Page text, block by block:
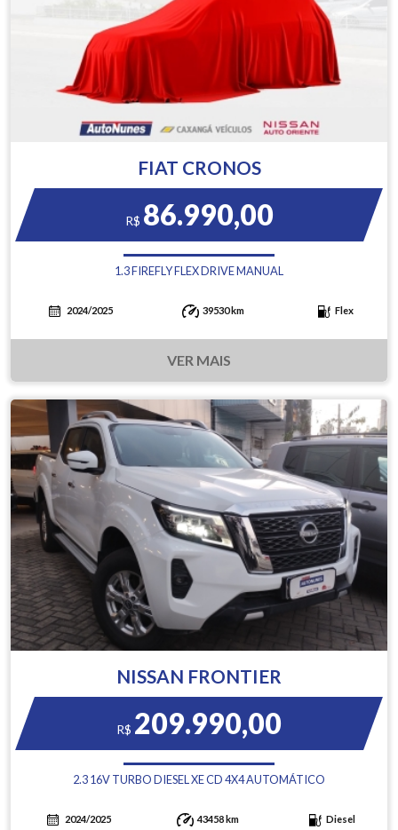
FIAT CRONOS
R$ 86.990,00
1.3 FIREFLY FLEX DRIVE MANUAL
2024/2025 39530 km Flex
VER MAIS
NISSAN FRONTIER
R$ 209.990,00
2.3 16V TURBO DIESEL XE CD 4X4 AUTOMÁTICO
2024/2025 43458 km Diesel